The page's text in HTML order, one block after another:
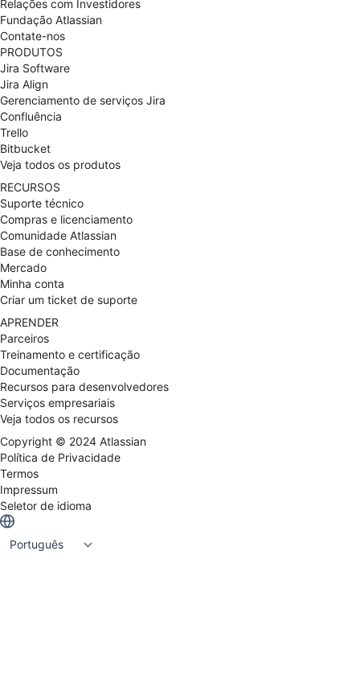
parceira especialista da
Atlassian?
para empresa financeira
Relações com Investidores
Fundação Atlassian
Contate-nos
PRODUTOS
Jira Software
Jira Align
Gerenciamento de serviços Jira
Confluência
Trello
Bitbucket
Veja todos os produtos
RECURSOS
Suporte técnico
Compras e licenciamento
Comunidade Atlassian
Base de conhecimento
Mercado
Minha conta
Criar um ticket de suporte
APRENDER
Parceiros
Treinamento e certificação
Documentação
Recursos para desenvolvedores
Serviços empresariais
Veja todos os recursos
Copyright © 2024 Atlassian
Política de Privacidade
Termos
Impressum
Seletor de idioma